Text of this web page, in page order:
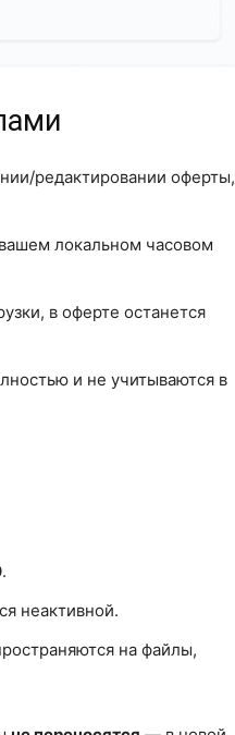
редактировании оферты,
локальном часовом
в оферте останется
и не учитываются в
.
неактивной.
на файлы,